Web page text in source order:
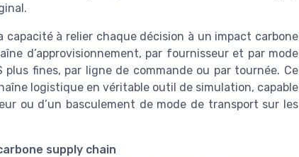
à relier chaque décision à un impact carbone
d’approvisionnement, par fournisseur et par mode
fines, par ligne de commande ou par tournée. Ce
logistique en véritable outil de simulation, capable
ou d’un basculement de mode de transport sur les
supply chain